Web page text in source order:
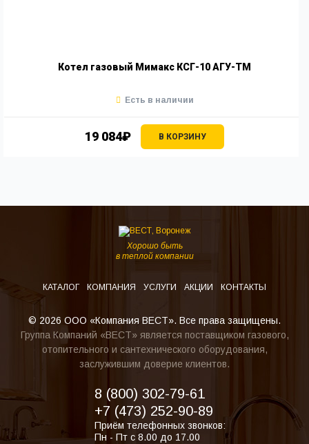
Котел газовый Мимакс КСГ-10 АГУ-ТМ
19 084₽ В КОРЗИНУ
Есть в наличии
Хорошо быть
в теплой компании
КАТАЛОГ КОМПАНИЯ УСЛУГИ АКЦИИ КОНТАКТЫ
© 2026 ООО «Компания ВЕСТ». Все права защищены.
Группа Компаний «ВЕСТ» является поставщиком газового,
отопительного и сантехнического оборудования,
заслужившим доверие клиентов.
8 (800) 302-79-61
+7 (473) 252-90-89
Приём телефонных звонков:
Пн - Пт с 8.00 до 17.00